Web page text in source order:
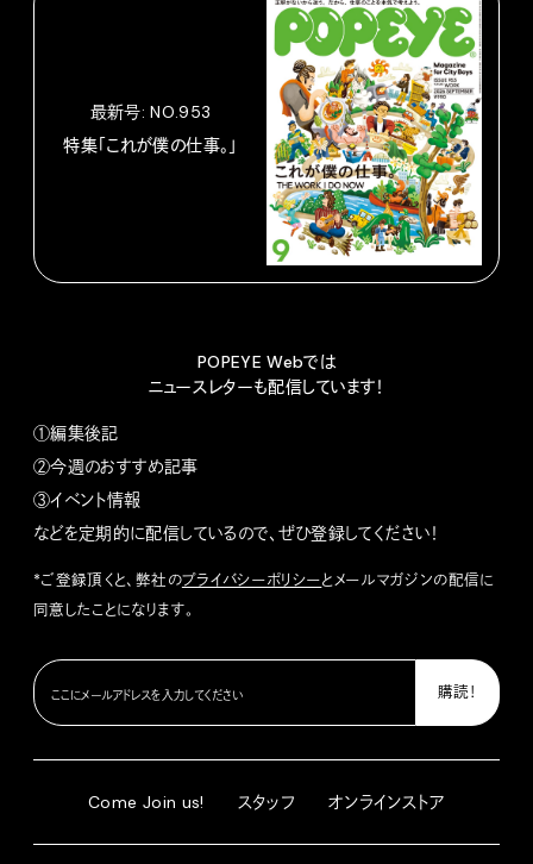
最新号: NO.953
特集「これが僕の仕事。」
POPEYE Webでは
ニュースレターも配信しています！
①編集後記
②今週のおすすめ記事
③イベント情報
などを定期的に配信しているので、ぜひ登録してください！
*ご登録頂くと、弊社のプライバシーポリシーとメールマガジンの配信に
同意したことになります。
Come Join us! スタッフ オンラインストア